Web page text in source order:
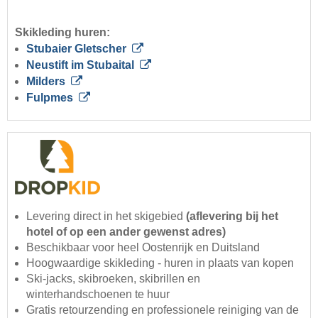
Skikleding huren:
Stubaier Gletscher
Neustift im Stubaital
Milders
Fulpmes
Levering direct in het skigebied (aflevering bij het
hotel of op een ander gewenst adres)
Beschikbaar voor heel Oostenrijk en Duitsland
Hoogwaardige skikleding - huren in plaats van kopen
Ski-jacks, skibroeken, skibrillen en
winterhandschoenen te huur
Gratis retourzending en professionele reiniging van de